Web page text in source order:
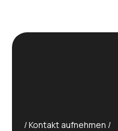
/ Kontakt aufnehmen /